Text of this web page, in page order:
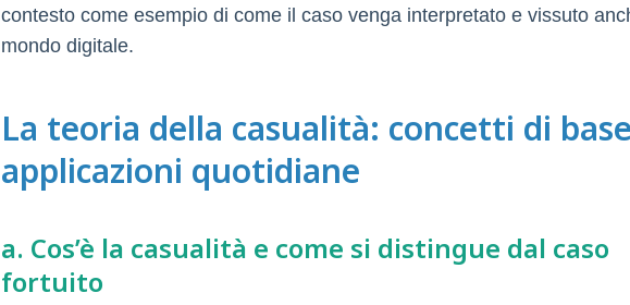
contesto come esempio di come il caso venga interpretato e vissuto
mondo digitale.
La teoria della casualità: concetti di
applicazioni quotidiane
a. Cos’è la casualità e come si distingue dal caso
fortuito